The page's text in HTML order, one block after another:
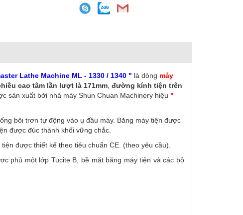
Lathe Machine ML - 1330 / 1340 " là dòng máy
cao tâm lần lượt là 171mm đường kính tiện trên
sản xuất bởi nhà máy Shun Chuan Machinery hiệu "
bôi trơn tự động vào ụ đầu máy. Băng máy tiện được
được đúc thành khối vững chắc.
được thiết kế theo tiêu chuẩn CE. (theo yêu cầu).
phủ một lớp Tucite B, bề mặt băng máy tiện và các bộ